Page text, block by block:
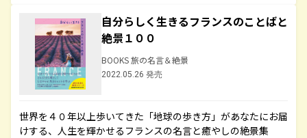
自分らしく生きるフランスのことばと
絶景１００
BOOKS 旅の名言＆絶景
2022.05.26 発売
世界を４０年以上歩いてきた「地球の歩き方」があなたにお届
けする、人生を輝かせるフランスの名言と癒やしの絶景集